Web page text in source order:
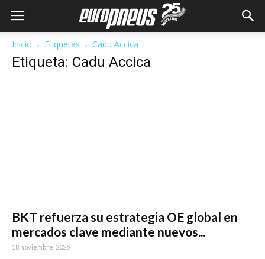
Inicio Etiquetas Cadu Accica
Etiqueta: Cadu Accica
BKT refuerza su estrategia OE global en
mercados clave mediante nuevos...
18 noviembre, 2025